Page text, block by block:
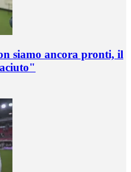
siamo ancora pronti, il